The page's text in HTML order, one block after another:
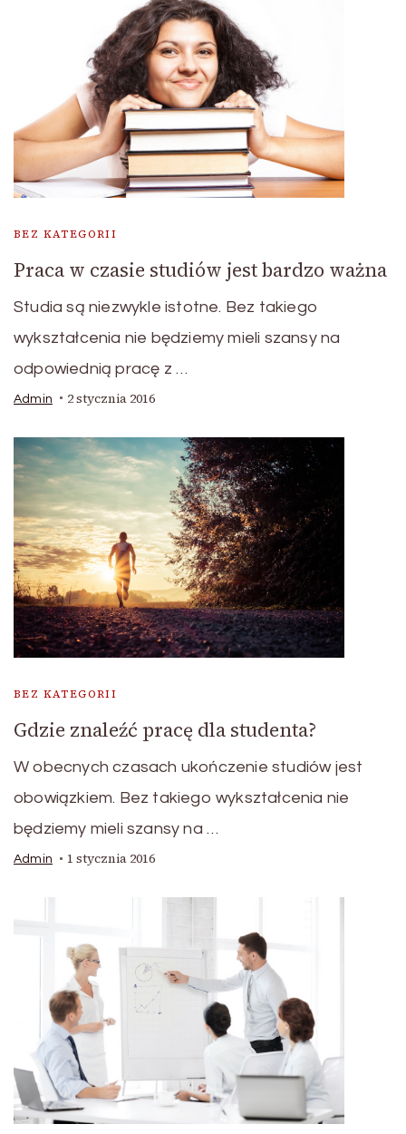
BEZ KATEGORII
Praca w czasie studiów jest bardzo ważna
Studia są niezwykle istotne. Bez takiego
wykształcenia nie będziemy mieli szansy na
odpowiednią pracę z …
Admin 2 stycznia 2016
BEZ KATEGORII
Gdzie znaleźć pracę dla studenta?
W obecnych czasach ukończenie studiów jest
obowiązkiem. Bez takiego wykształcenia nie
będziemy mieli szansy na …
Admin 1 stycznia 2016